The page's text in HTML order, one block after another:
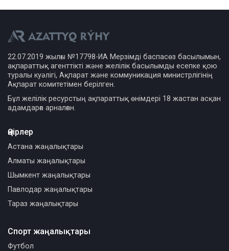
22.07.2019 жылғы №17798-ИА Мерзімді баспасөз басылымын,
ақпараттық агенттікті және желілік басылымды есепке қою
туралы куәлігі, Ақпарат және коммуникация министрлігінің
Ақпарат комитетімен берілген.
Бұл желілік ресурстың ақпараттық өнімдері 18 жастан асқан
адамдарға арналған.
Өңірлер
Астана жаңалықтары
Алматы жаңалықтары
Шымкент жаңалықтары
Павлодар жаңалықтары
Тараз жаңалықтары
Спорт жаңалықтары
Футбол